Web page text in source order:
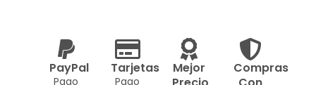
PayPal
Pago
Tarjetas
Pago
Mejor
Compras